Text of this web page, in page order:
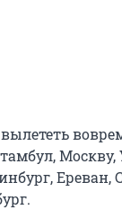
Москву,
Ереван,